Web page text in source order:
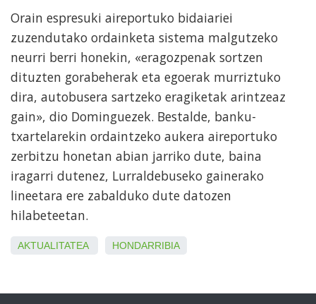
Orain espresuki aireportuko bidaiariei
zuzendutako ordainketa sistema malgutzeko
neurri berri honekin, «eragozpenak sortzen
dituzten gorabeherak eta egoerak murriztuko
dira, autobusera sartzeko eragiketak arintzeaz
gain», dio Dominguezek. Bestalde, banku-
txartelarekin ordaintzeko aukera aireportuko
zerbitzu honetan abian jarriko dute, baina
iragarri dutenez, Lurraldebuseko gainerako
lineetara ere zabalduko dute datozen
hilabeteetan.
AKTUALITATEA HONDARRIBIA